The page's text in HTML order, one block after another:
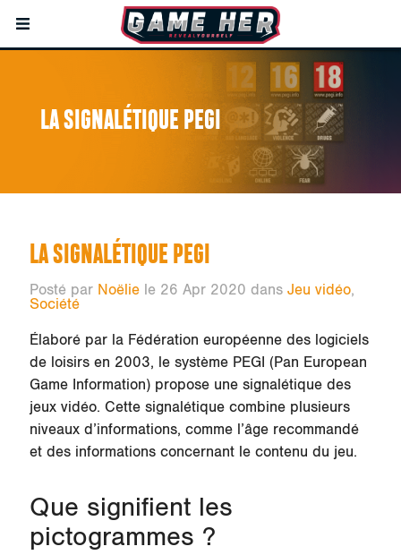
LA SIGNALÉTIQUE PEGI
LA SIGNALÉTIQUE PEGI
Posté par Noëliele 26 Apr 2020 dans Jeu vidéo,
Société
Élaboré par la Fédération européenne des logiciels
de loisirs en 2003, le système PEGI (Pan European
Game Information) propose une signalétique des
jeux vidéo. Cette signalétique combine plusieurs
niveaux d’informations, comme l’âge recommandé
et des informations concernant le contenu du jeu.
Que signifient les
pictogrammes ?